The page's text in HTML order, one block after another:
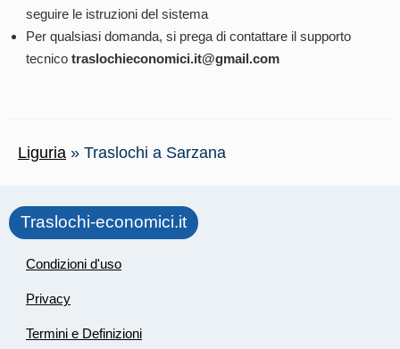
seguire le istruzioni del sistema
Per qualsiasi domanda, si prega di contattare il supporto
tecnico traslochieconomici.it@gmail.com
Liguria » Traslochi a Sarzana
Traslochi-economici.it
Condizioni d'uso
Privacy
Termini e Definizioni